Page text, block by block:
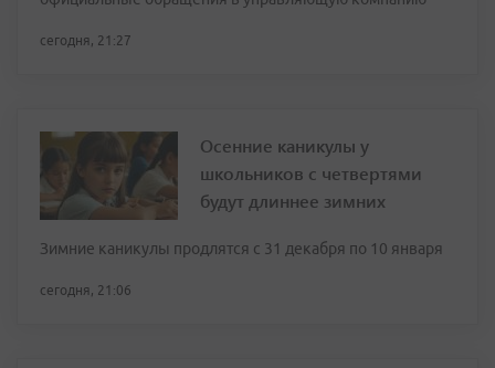
сегодня, 21:27
Осенние каникулы у
школьников с четвертями
будут длиннее зимних
Зимние каникулы продлятся с 31 декабря по 10 января
сегодня, 21:06